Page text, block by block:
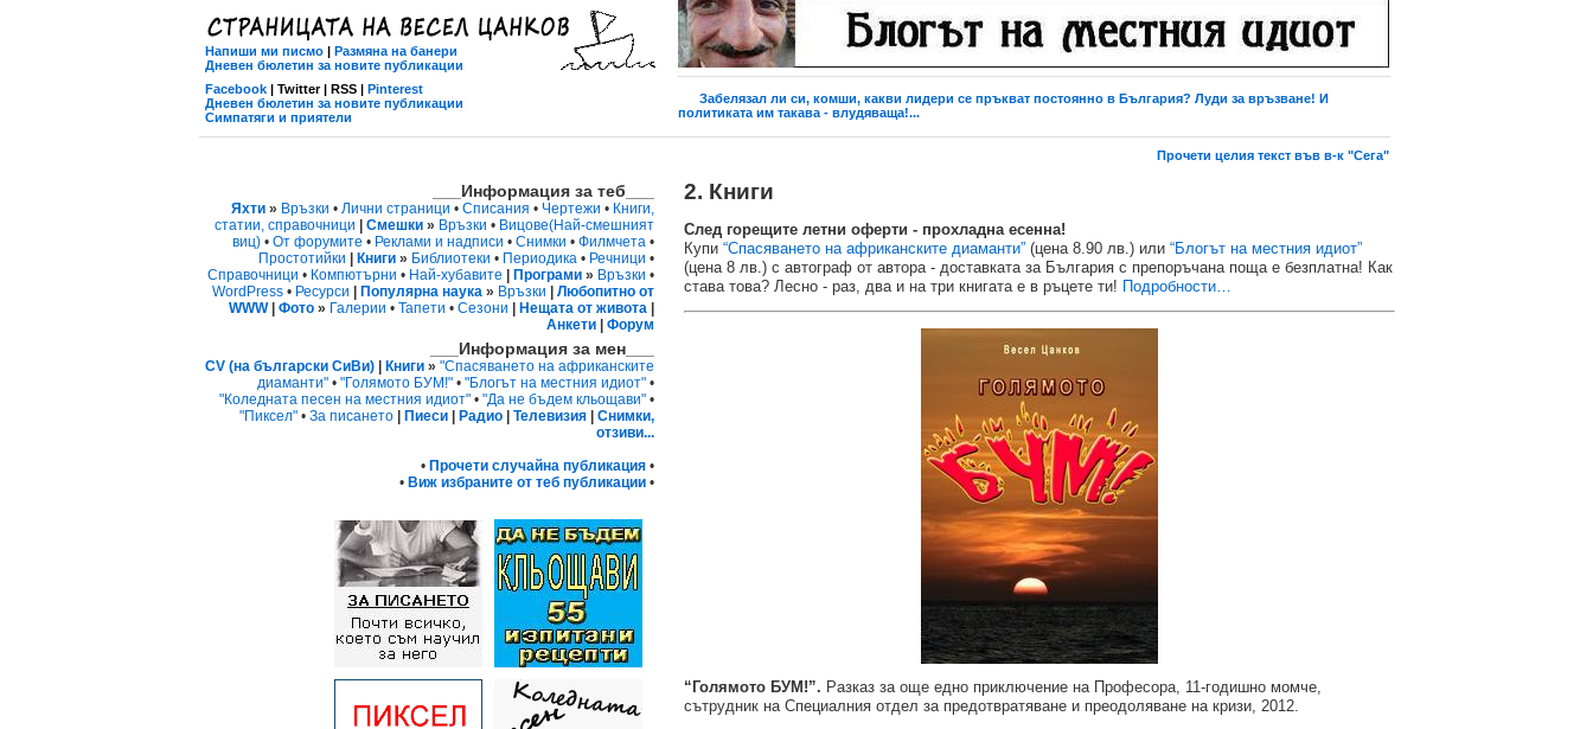
Напиши ми писмо | Размяна на банери
Дневен бюлетин за новите публикации
Facebook | Twitter | RSS | Pinterest
Дневен бюлетин за новите публикации
Симпатяги и приятели
Забелязал ли си, комши, какви лидери се пръкват постоянно в България? Луди за връзване! И
политиката им такава - влудяваща!...
Прочети целия текст във в-к "Сега"
2. Книги
След горещите летни оферти - прохладна есенна!
Купи “Спасяването на африканските диаманти” (цена 8.90 лв.) или “Блогът на местния идиот”
(цена 8 лв.) с автограф от автора - доставката за България с препоръчана поща е безплатна! Как
става това? Лесно - раз, два и на три книгата е в ръцете ти! Подробности…
“Голямото БУМ!”. Разказ за още едно приключение на Професора, 11-годишно момче,
сътрудник на Специалния отдел за предотвратяване и преодоляване на кризи, 2012.
___Информация за теб___
Яхти » Връзки • Лични страници • Списания • Чертежи • Книги,
статии, справочници
Смешки » Връзки • Вицове(Най-смешният
виц) • От форумите • Реклами и надписи • Снимки • Филмчета •
Простотийки
Книги » Библиотеки • Периодика • Речници •
Справочници • Компютърни • Най-хубавите Програми » Връзки •
WordPress • Ресурси Популярна наука » Връзки
Любопитно от
WWW| Фото » Галерии • Тапети • Сезони Нещата от живота
Анкети
Форум
___Информация за мен___
CV (на български СиВи) Книги » "Спасяването на африканските
диаманти" • "Голямото БУМ!" • "Блогът на местния идиот" •
"Коледната песен на местния идиот" • "Да не бъдем кльощави" •
"Пиксел" • За писането Пиеси Радио Телевизия
Снимки,
отзиви...
• Прочети случайна публикация •
• Виж избраните от теб публикации •